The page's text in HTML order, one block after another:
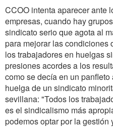
CCOO intenta aparecer ante
empresas, cuando hay
sindicato serio que agota al
para mejorar las condiciones
los trabajadores en huelgas
presiones acordes a los
como se decía en un
huelga de un sindicato
sevillana: "Todos los
es el sindicalismo más
podemos optar por la